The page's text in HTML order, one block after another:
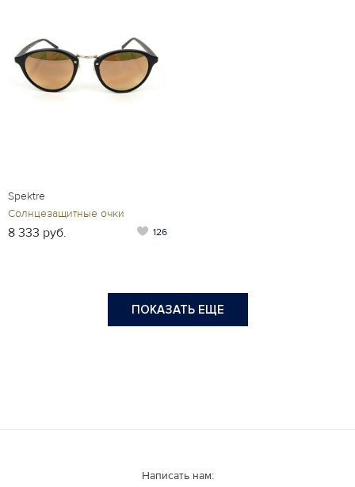
Spektre
Солнцезащитные очки
8 333 руб. 126
ПОКАЗАТЬ ЕЩЕ
Написать нам: